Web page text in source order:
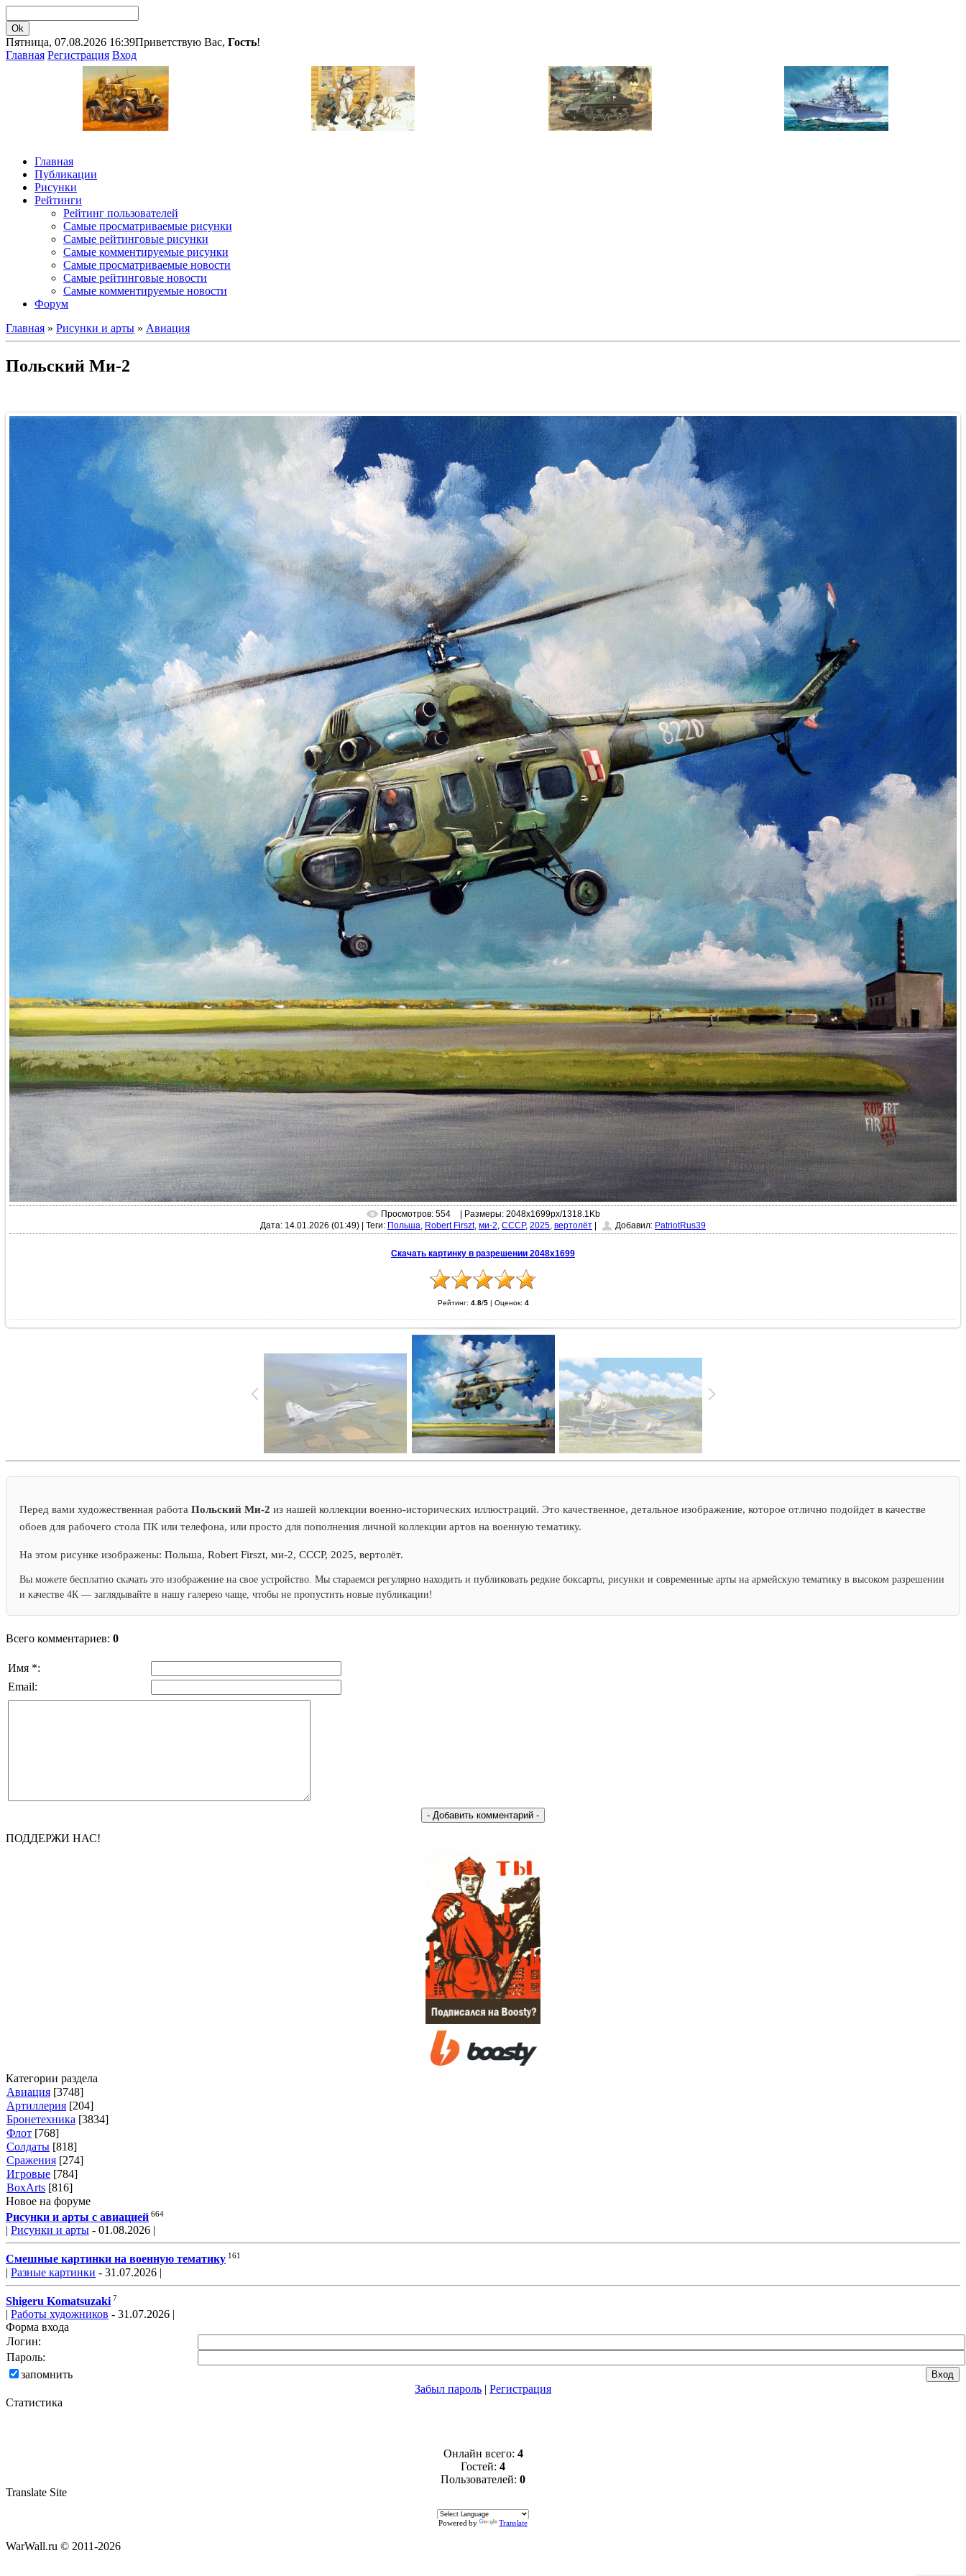
Пятница, 07.08.2026 16:39Приветствую Вас, Гость!
Главная Регистрация Вход
Главная
Публикации
Рисунки
Рейтинги
Рейтинг пользователей
Самые просматриваемые рисунки
Самые рейтинговые рисунки
Самые комментируемые рисунки
Самые просматриваемые новости
Самые рейтинговые новости
Самые комментируемые новости
Форум
Главная » Рисунки и арты » Авиация
Польский Ми-2
Просмотров: 554
| Размеры: 2048x1699px/1318.1Kb
Дата: 14.01.2026 (01:49)
Теги: Польша, Robert Firszt, ми-2, СССР, 2025, вертолёт Добавил: PatriotRus39
Скачать картинку в разрешении 2048x1699
Рейтинг: 4.8/5| Оценок: 4
Перед вами художественная работа Польский Ми-2 из нашей коллекции военно-исторических иллюстраций. Это качественное, детальное изображение, которое отлично подойдет в качестве
обоев для рабочего стола ПК или телефона, или просто для пополнения личной коллекции артов на военную тематику.
На этом рисунке изображены: Польша, Robert Firszt, ми-2, СССР, 2025, вертолёт.
Вы можете бесплатно скачать это изображение на свое устройство. Мы стараемся регулярно находить и публиковать редкие боксарты, рисунки и современные арты на армейскую тематику в высоком разрешении
и качестве 4К — заглядывайте в нашу галерею чаще, чтобы не пропустить новые публикации!
Всего комментариев: 0
Имя *:
Email:
ПОДДЕРЖИ НАС!
Категории раздела
Авиация [3748]
Артиллерия [204]
Бронетехника [3834]
Флот [768]
Солдаты [818]
Сражения [274]
Игровые [784]
BoxArts [816]
Новое на форуме
Рисунки и арты с авиацией 664
Рисунки и арты - 01.08.2026 |
Смешные картинки на военную тематику 161
| Разные картинки - 31.07.2026 |
Shigeru Komatsuzaki 7
| Работы художников - 31.07.2026 |
Форма входа
Логин:
Пароль:
запомнить
Забыл пароль | Регистрация
Статистика
Онлайн всего: 4
Гостей: 4
Пользователей: 0
Translate Site
Powered by Translate
WarWall.ru © 2011-2026